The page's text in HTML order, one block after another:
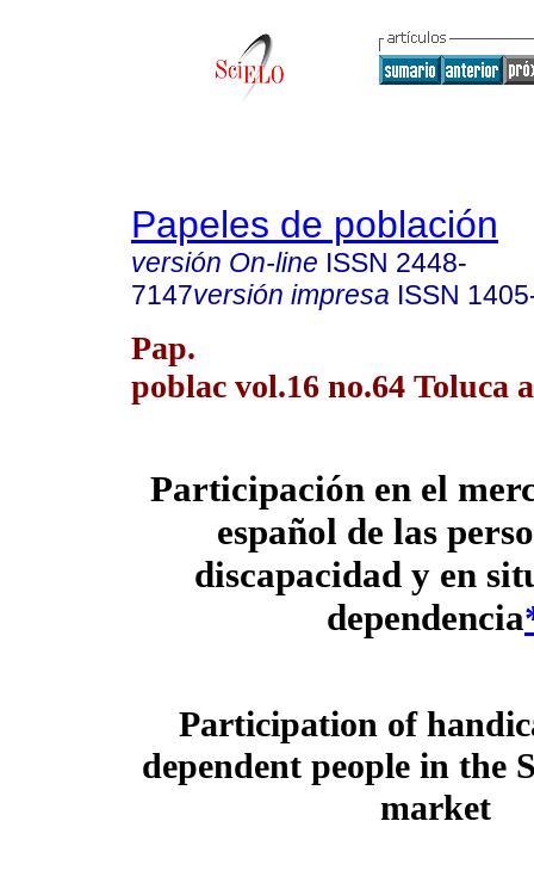
Papeles de población
versión On-line ISSN 2448-
7147versión impresa ISSN
Pap.
poblac vol.16 no.64 Toluca
Participación en el
español de las
discapacidad y en
dependencia
Participation of
dependent people in the
market